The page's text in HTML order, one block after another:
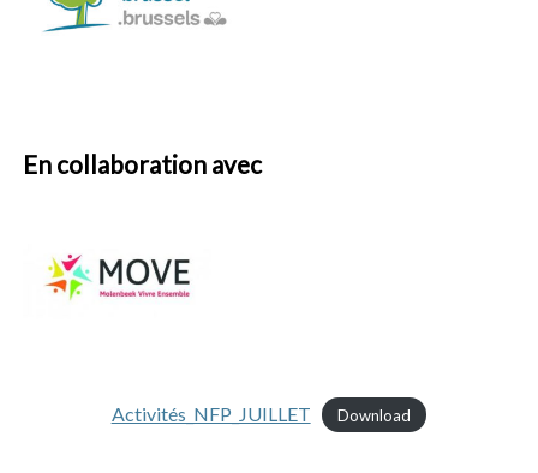
En collaboration avec
Activités_NFP_JUILLET Download